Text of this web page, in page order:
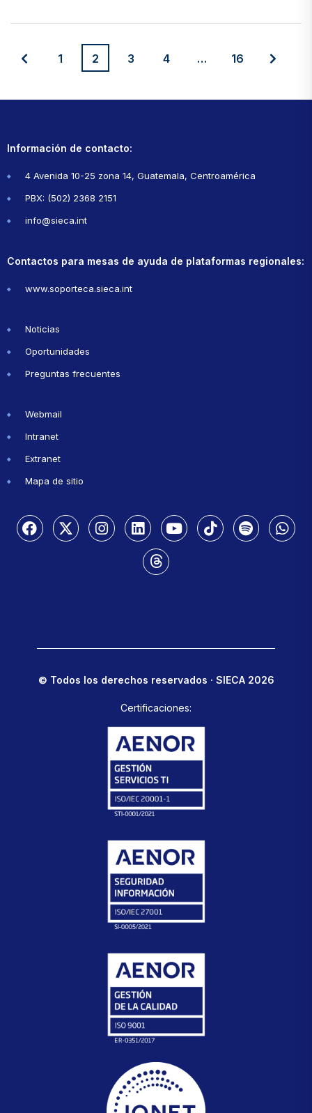
1 2 3 4 … 16
Información de contacto:
4 Avenida 10-25 zona 14, Guatemala, Centroamérica
PBX: (502) 2368 2151
info@sieca.int
Contactos para mesas de ayuda de plataformas regionales:
www.soporteca.sieca.int
Noticias
Oportunidades
Preguntas frecuentes
Webmail
Intranet
Extranet
Mapa de sitio
© Todos los derechos reservados · SIECA 2026
Certificaciones: